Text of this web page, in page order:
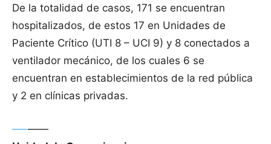
De la totalidad de casos, 171 se encuentran
hospitalizados, de estos 17 en Unidades de
Paciente Crítico (UTI 8 – UCI 9) y 8 conectados a
ventilador mecánico, de los cuales 6 se
encuentran en establecimientos de la red pública
y 2 en clínicas privadas.
—–——